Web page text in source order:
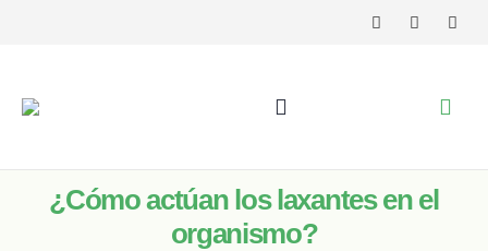
¿Cómo actúan los laxantes en el
organismo?